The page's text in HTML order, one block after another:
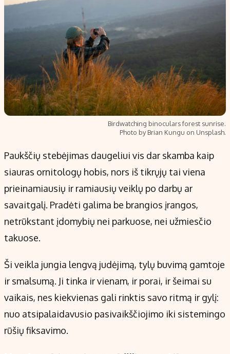
Birdwatching binoculars forest sunrise.
Photo by Brian Kungu on Unsplash.
Paukščių stebėjimas daugeliui vis dar skamba kaip
siauras ornitologų hobis, nors iš tikrųjų tai viena
prieinamiausių ir ramiausių veiklų po darbų ar
savaitgalį. Pradėti galima be brangios įrangos,
netrūkstant įdomybių nei parkuose, nei užmiesčio
takuose.
Ši veikla jungia lengvą judėjimą, tylų buvimą gamtoje
ir smalsumą. Ji tinka ir vienam, ir porai, ir šeimai su
vaikais, nes kiekvienas gali rinktis savo ritmą ir gylį:
nuo atsipalaidavusio pasivaikščiojimo iki sistemingo
rūšių fiksavimo.